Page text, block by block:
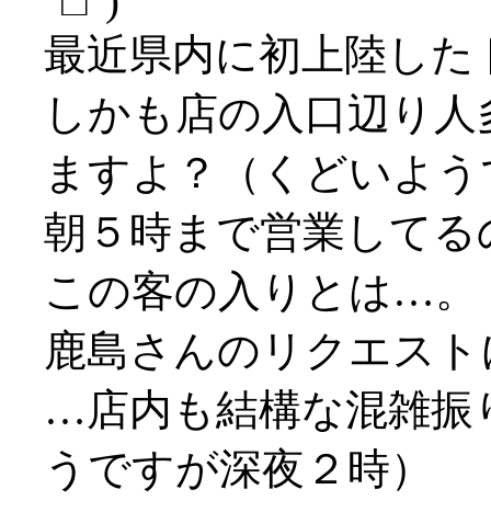
最近県内に初上陸し
しかも店の入口辺り
ますよ？（くどいよ
朝５時まで営業して
この客の入りとは…。
鹿島さんのリクエス
…店内も結構な混雑
うですが深夜２時）